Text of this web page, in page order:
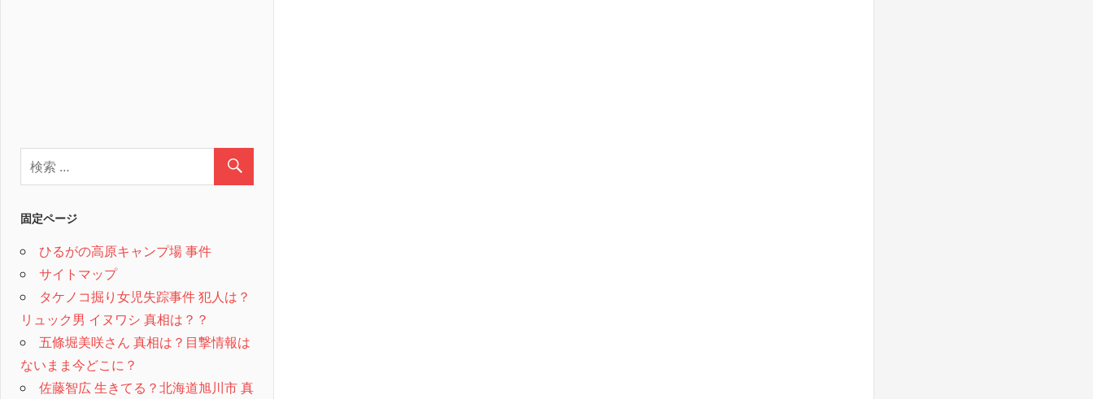
固定ページ
ひるがの高原キャンプ場 事件
サイトマップ
タケノコ掘り女児失踪事件 犯人は？
リュック男 イヌワシ 真相は？？
五條堀美咲さん 真相は？目撃情報は
ないまま今どこに？
佐藤智広 生きてる？北海道旭川市 真